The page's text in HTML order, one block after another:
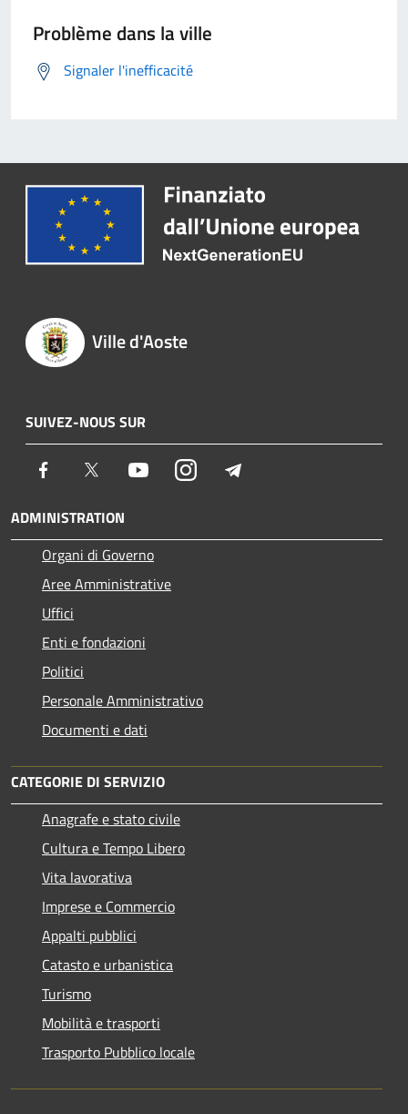
Problème dans la ville
Signaler l'inefficacité
Ville d'Aoste
SUIVEZ-NOUS SUR
Facebook Twitter YoutubeInstagram
ADMINISTRATION
Organi di Governo
Aree Amministrative
Uffici
Enti e fondazioni
Politici
Personale Amministrativo
Documenti e dati
CATEGORIE DI SERVIZIO
Anagrafe e stato civile
Cultura e Tempo Libero
Vita lavorativa
Imprese e Commercio
Appalti pubblici
Catasto e urbanistica
Turismo
Mobilità e trasporti
Trasporto Pubblico locale